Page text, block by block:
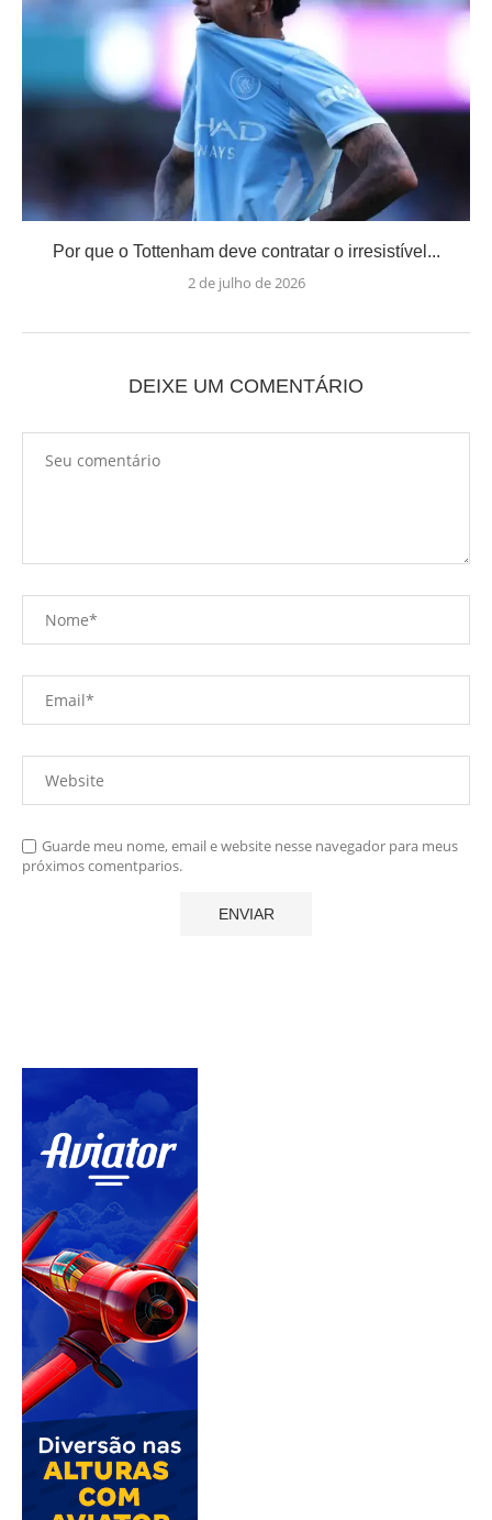
Por que o Tottenham deve contratar o irresistível...
2 de julho de 2026
DEIXE UM COMENTÁRIO
Guarde meu nome, email e website nesse navegador para meus
próximos comentparios.